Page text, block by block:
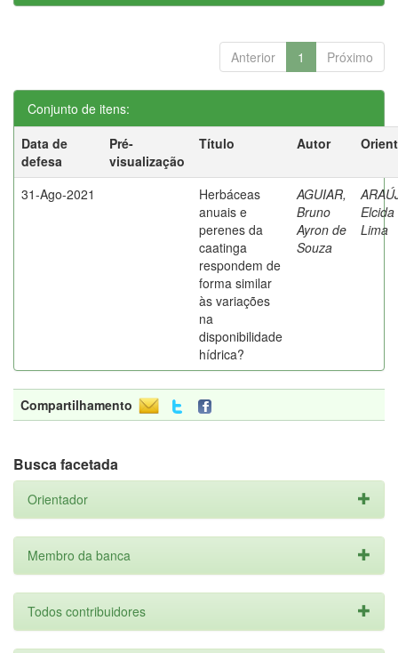
Anterior 1 Próximo
Conjunto de itens:
Data de
defesa
Pré-
visualização
Título Autor
31-Ago-2021
Herbáceas
anuais e
perenes da
caatinga
respondem de
forma similar
às variações
na
disponibilidade
hídrica?
AGUIAR,
Bruno
Ayron de
Souza
Elcida
Lima
Compartilhamento
Busca facetada
Orientador
Membro da banca
Todos contribuidores